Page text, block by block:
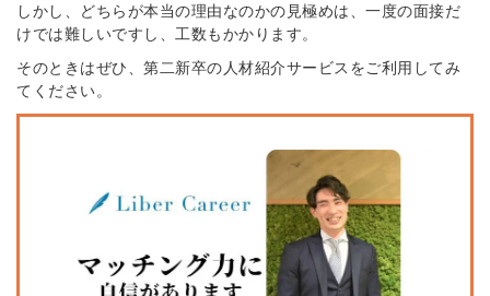
しかし、どちらが本当の理由なのかの見極めは、一度の面接だ
けでは難しいですし、工数もかかります。
そのときはぜひ、第二新卒の人材紹介サービスをご利用してみ
てください。